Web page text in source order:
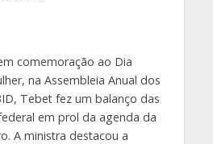
comemoração ao Dia
na Assembleia Anual dos
Tebet fez um balanço das
em prol da agenda da
A ministra destacou a